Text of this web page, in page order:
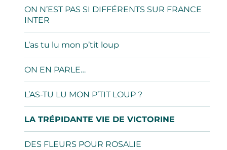
ON N’EST PAS SI DIFFÉRENTS SUR FRANCE
INTER
L’as tu lu mon p’tit loup
ON EN PARLE…
L’AS-TU LU MON P’TIT LOUP ?
LA TRÉPIDANTE VIE DE VICTORINE
DES FLEURS POUR ROSALIE